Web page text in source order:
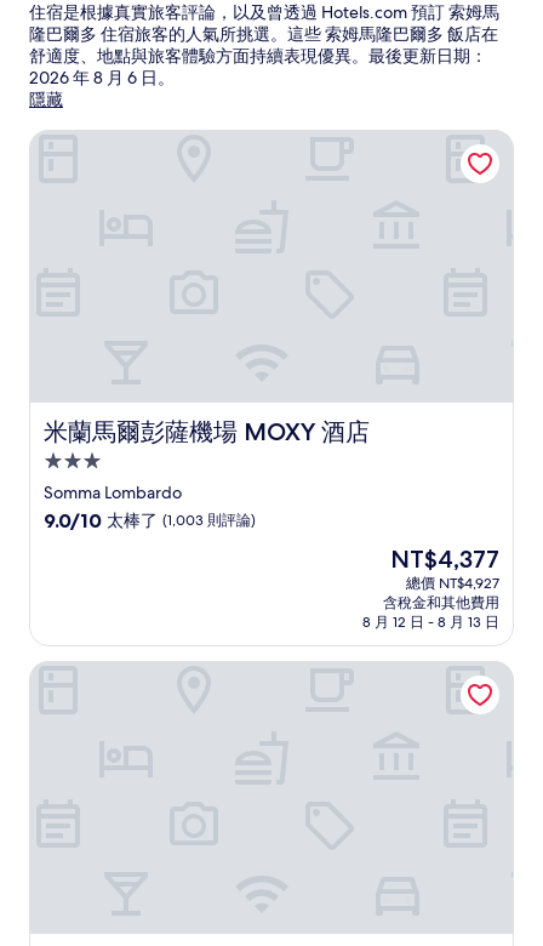
住宿是根據真實旅客評論，以及曾透過 Hotels.com 預訂 索姆馬
隆巴爾多 住宿旅客的人氣所挑選。這些 索姆馬隆巴爾多 飯店在
舒適度、地點與旅客體驗方面持續表現優異。最後更新日期：
2026 年 8 月 6 日。
隱藏
米蘭馬爾彭薩機場 MOXY 酒店
米蘭馬爾彭薩機場 MOXY 酒店
3.0
星
級
Somma Lombardo
9.0
太
棒
9.0/10 太棒了 (1,003 則評論)
現
價
格
為
NT$4,377
NT$4,377
總價 NT$4,927
含稅金和其他費用
8 月 12 日 - 8 月 13 日
米蘭馬爾彭薩機場 MOXY 酒店
米蘭馬爾彭薩溫德姆 Zeus Essence Dolce 飯店